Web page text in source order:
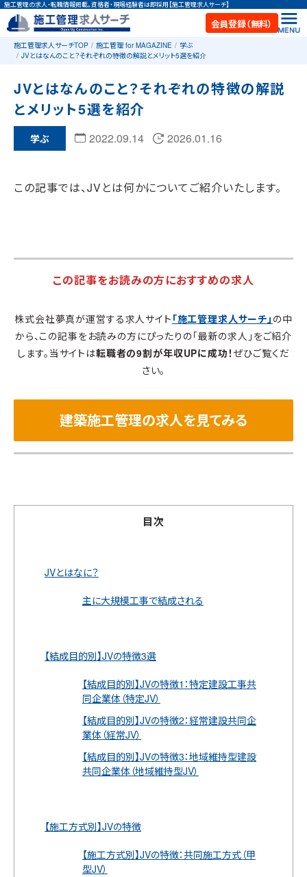
施工管理の求人・転職情報掲載。資格者・現場経験者は即採用【施工管理求人サーチ】
会員登録（無料）
施工管理求人サーチTOP 施工管理 for MAGAZINE
学ぶ
JVとはなんのこと？それぞれの特徴の解説とメリット5選を紹介
JVとはなんのこと？それぞれの特徴の解説
とメリット5選を紹介
学ぶ 2022.09.14 2026.01.16
この記事では、JVとは何かについてご紹介いたします。
この記事をお読みの方におすすめの求人
株式会社夢真が運営する求人サイト 「施工管理求人サーチ」 の中
から、この記事をお読みの方にぴったりの「最新の求人」をご紹介
します。当サイトは転職者の9割が年収UPに成功！ぜひご覧くだ
さい。
建築施工管理の求人を見てみる
目次
JVとはなに？
主に大規模工事で結成される
【結成目的別】JVの特徴3選
【結成目的別】JVの特徴1：特定建設工事共
同企業体（特定JV）
【結成目的別】JVの特徴2：経常建設共同企
業体（経常JV）
【結成目的別】JVの特徴3：地域維持型建設
共同企業体（地域維持型JV）
【施工方式別】JVの特徴
【施工方式別】JVの特徴：共同施工方式（甲
型JV）